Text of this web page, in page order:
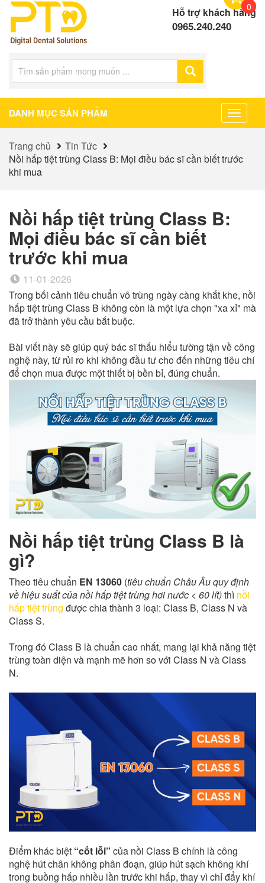
Hỗ trợ khách hàng
0965.240.240
0
DANH MỤC SẢN PHẨM
Toggle
Trang chủ
Tin Tức
Nồi hấp tiệt trùng Class B: Mọi điều bác sĩ cần biết trước
khi mua
Nồi hấp tiệt trùng Class B:
Mọi điều bác sĩ cần biết
trước khi mua
11-01-2026
Trong bối cảnh tiêu chuẩn vô trùng ngày càng khắt khe, nồi
hấp tiệt trùng Class B không còn là một lựa chọn "xa xỉ" mà
đã trở thành yêu cầu bắt buộc.
Bài viết này sẽ giúp quý bác sĩ thấu hiểu tường tận về công
nghệ này, từ rủi ro khi không đầu tư cho đến những tiêu chí
để chọn mua được một thiết bị bền bỉ, đúng chuẩn.
Nồi hấp tiệt trùng Class B là
gì?
Theo tiêu chuẩn EN 13060 (tiêu chuẩn Châu Âu quy định
về hiệu suất của nồi hấp tiệt trùng hơi nước < 60 lít)thì nồi
hấp tiệt trùng được chia thành 3 loại: Class B, Class N và
Class S.
Trong đó Class B là chuẩn cao nhất, mang lại khả năng tiệt
trùng toàn diện và mạnh mẽ hơn so với Class N và Class
N.
Điểm khác biệt “cốt lỗi” của nồi Class B chính là công
nghệ hút chân không phân đoạn, giúp hút sạch không khí
trong buồng hấp nhiều lần trước khi hấp, thay vì chỉ đẩy khí